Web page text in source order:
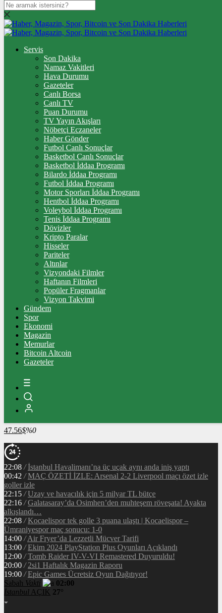
DOLAR
47,5987$% 0.05
% 0.18
STERLİN
% 0.22
GRAM ALTIN
%0,87
ÇEYREK ALTIN
10.661,00%0,91
TAM ALTIN
42.460,00%0,91
%0,70
%0,11
%0.9
LİTECOİN
2141.69Ł%0.5
ETHEREUM
90291 Ξ%2.4
RİPPLE
49.79
%-1.3
TETHER
47.56$%0
Servis
Son Dakika
Namaz Vakitleri
Hava Durumu
Gazeteler
Canlı Borsa
Canlı TV
Puan Durumu
TV Yayın Akışları
Nöbetçi Eczaneler
Haber Gönder
Futbol Canlı Sonuçlar
Basketbol Canlı Sonuçlar
Basketbol İddaa Programı
Bilardo İddaa Programı
Futbol İddaa Programı
Motor Sporları İddaa Programı
Hentbol İddaa Programı
Voleybol İddaa Programı
Tenis İddaa Programı
Dövizler
Kripto Paralar
Hisseler
Pariteler
Altınlar
Vizyondaki Filmler
Haftanın Filmleri
Popüler Fragmanlar
Vizyon Takvimi
Gündem
Spor
Ekonomi
Magazin
Memurlar
Bitcoin Altcoin
Gazeteler
22:08 / İstanbul Havalimanı’na üç uçak aynı anda iniş yaptı
00:42 / MAÇ ÖZETİ İZLE: Arsenal 2-2 Liverpool maçı özet izle
goller izle
22:15 / Uzay ve havacılık için 5 milyar TL bütçe
22:16 / Galatasaray’da Osimhen’den muhteşem röveşata! Ayakta
alkışlandı…
22:08 / Kocaelispor tek golle 3 puana ulaştı | Kocaelispor –
Ümraniyespor maç sonucu: 1-0
14:00 / Air Fryer’da Lezzetli Mücver Tarifi
13:00 / Ekim 2024 PlayStation Plus Oyunları Açıklandı
12:00 / Tomb Raider IV-V-VI Remastered Duyuruldu!
20:00 / 2si1 Haftalık Magazin Raporu
19:00 / Epic Games Ücretsiz Oyun Dağıtıyor!
Sabah Vakti
02:00
İstanbul AÇIK 27°